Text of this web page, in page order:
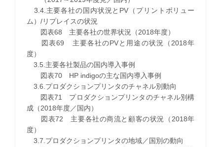
3.4.主要各社の国内状況とPV（プリントボリュー
ム）/リプレイスの状況
図表68 主要各社の世界状況（2018年度）
図表69 主要各社のPVと用途の状況（2018年
度）
3.5.主要各社製品の国内導入事例
図表70 HP indigoの主な国内導入事例
3.6.プロダクションプリンタのチャネル別動向
図表71 プロダクションプリンタのチャネル別構
成（2018年度／国内）
図表72 主要各社の商流と顧客の状況（2018年
度）
3.7.プロダクションプリンタの地域／国別の動向